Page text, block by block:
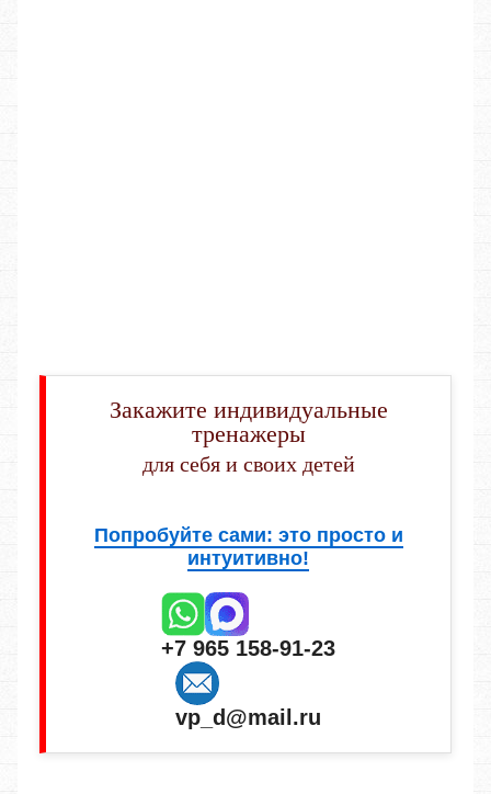
Закажите индивидуальные
тренажеры
для себя и своих детей
Попробуйте сами: это просто и
интуитивно!
+7 965 158-91-23
vp_d@mail.ru